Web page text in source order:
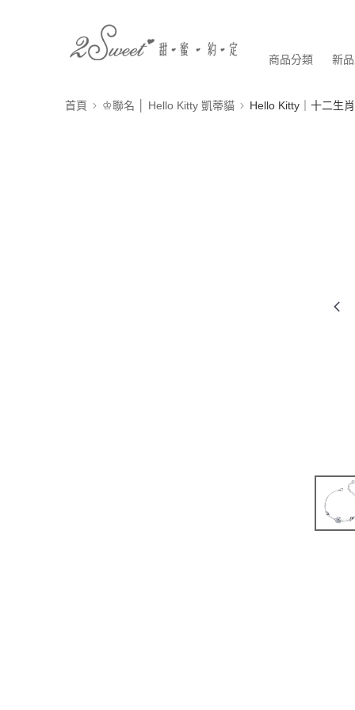
商品分類 新
首頁 ♔聯名 │ Hello Kitty 凱蒂貓 Hello Kitty｜十二生